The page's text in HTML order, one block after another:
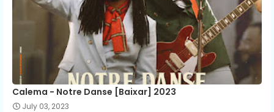
Calema - Notre Danse [Baixar] 2023
July 03, 2023